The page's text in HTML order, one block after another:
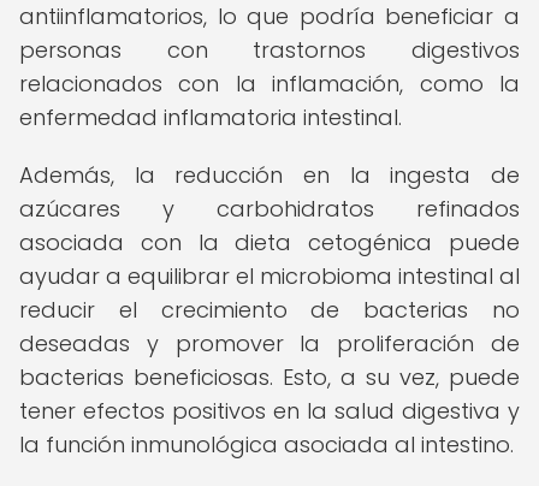
antiinflamatorios, lo que podría beneficiar a
personas con trastornos digestivos
relacionados con la inflamación, como la
enfermedad inflamatoria intestinal.
Además, la reducción en la ingesta de
azúcares y carbohidratos refinados
asociada con la dieta cetogénica puede
ayudar a equilibrar el microbioma intestinal al
reducir el crecimiento de bacterias no
deseadas y promover la proliferación de
bacterias beneficiosas. Esto, a su vez, puede
tener efectos positivos en la salud digestiva y
la función inmunológica asociada al intestino.